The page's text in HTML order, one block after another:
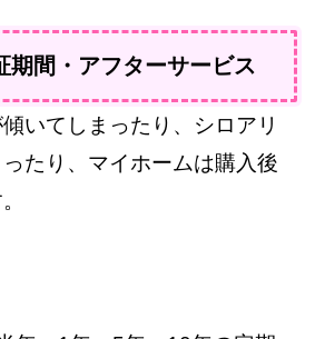
期間・アフターサービス
いてしまったり、シロアリ
たり、マイホームは購入後